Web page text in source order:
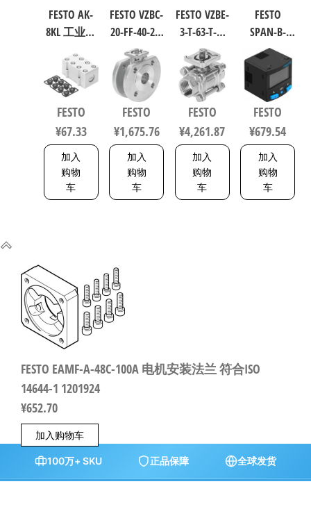
FESTO AK-
8KL 工业自
件 538219
FESTO
¥67.33
加入
购物
车
FESTO VZBC-
20-FF-40-22-
F0304-V4V4T
电磁阀/控
制阀 规格
20，行程
40mm
1692200
FESTO
¥1,675.76
加入
购物
车
FESTO VZBE-
3-T-63-T-2-
F0710-
V15V16 不
锈钢球阀
行程63mm
符合ISO
5211 0710
FESTO
¥4,261.87
加入
购物
车
FESTO
SPAN-B-
B11R-Q4-
PN-L1+2.5S
传感器/连
接电缆
8114774
FESTO
¥679.54
加入
购物
车
FESTO EAMF-A-48C-100A 电机安装法兰 符合ISO
14644-1 1201924
¥652.70
加入购物车
100万+ SKU 正品保障 全球发货